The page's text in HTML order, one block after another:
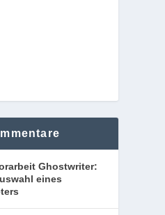
Ghostwriter:
eines